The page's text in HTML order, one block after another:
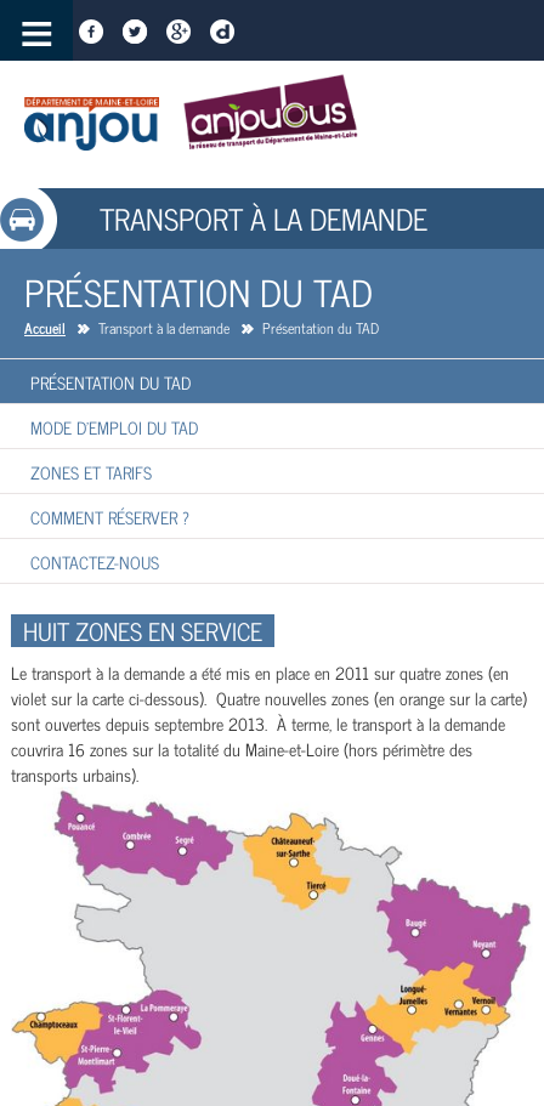
≡
TRANSPORT À LA DEMANDE
PRÉSENTATION DU TAD
Accueil Transport à la demande Présentation du TAD
PRÉSENTATION DU TAD
MODE D'EMPLOI DU TAD
ZONES ET TARIFS
COMMENT RÉSERVER ?
CONTACTEZ-NOUS
HUIT ZONES EN SERVICE
Le transport à la demande a été mis en place en 2011 sur quatre zones (en
violet sur la carte ci-dessous). Quatre nouvelles zones (en orange sur la carte)
sont ouvertes depuis septembre 2013. À terme, le transport à la demande
couvrira 16 zones sur la totalité du Maine-et-Loire (hors périmètre des
transports urbains).